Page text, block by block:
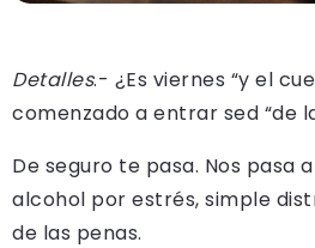
Detalles.- ¿Es viernes “y el
comenzado a entrar sed “de
De seguro te pasa. Nos pasa
alcohol por estrés, simple
de las penas.